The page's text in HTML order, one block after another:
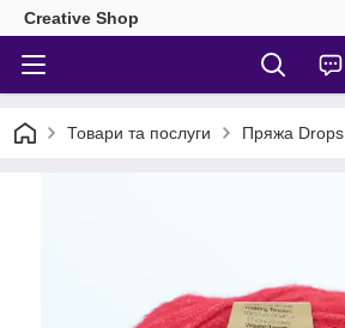
Creative Shop
Товари та послуги Пряжа Drops